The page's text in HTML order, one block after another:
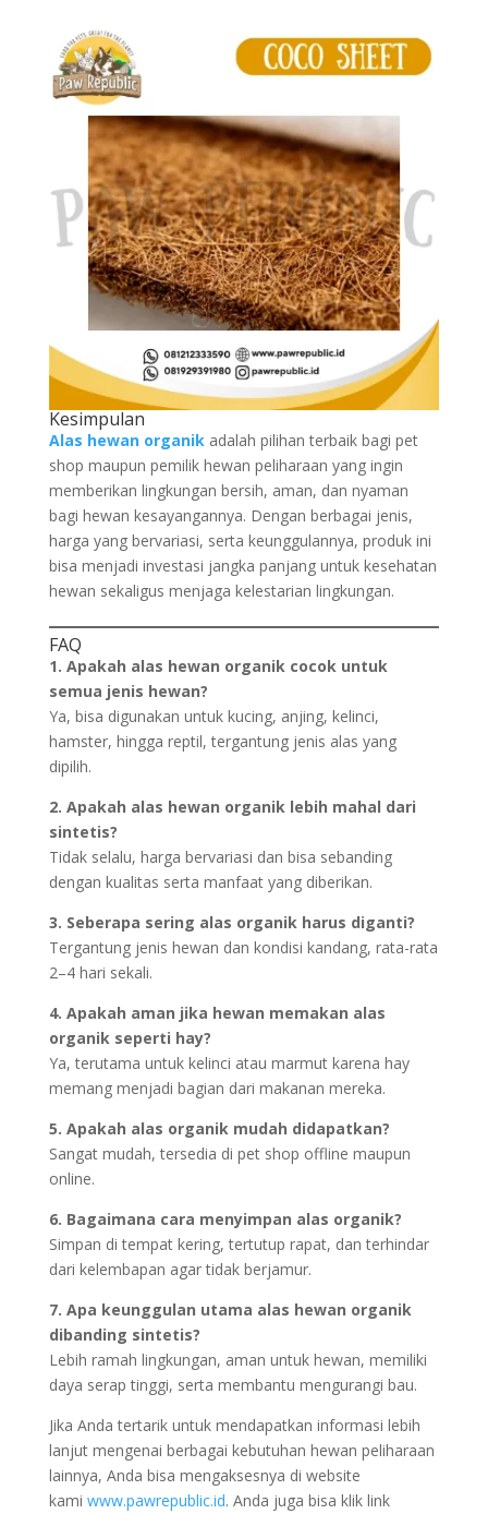
Kesimpulan
Alas hewan organikadalah pilihan terbaik bagi pet
shop maupun pemilik hewan peliharaan yang ingin
memberikan lingkungan bersih, aman, dan nyaman
bagi hewan kesayangannya. Dengan berbagai jenis,
harga yang bervariasi, serta keunggulannya, produk ini
bisa menjadi investasi jangka panjang untuk kesehatan
hewan sekaligus menjaga kelestarian lingkungan.
FAQ
1. Apakah alas hewan organik cocok untuk
semua jenis hewan?
Ya, bisa digunakan untuk kucing, anjing, kelinci,
hamster, hingga reptil, tergantung jenis alas yang
dipilih.
2. Apakah alas hewan organik lebih mahal dari
sintetis?
Tidak selalu, harga bervariasi dan bisa sebanding
dengan kualitas serta manfaat yang diberikan.
3. Seberapa sering alas organik harus diganti?
Tergantung jenis hewan dan kondisi kandang, rata-rata
2–4 hari sekali.
4. Apakah aman jika hewan memakan alas
organik seperti hay?
Ya, terutama untuk kelinci atau marmut karena hay
memang menjadi bagian dari makanan mereka.
5. Apakah alas organik mudah didapatkan?
Sangat mudah, tersedia di pet shop offline maupun
online.
6. Bagaimana cara menyimpan alas organik?
Simpan di tempat kering, tertutup rapat, dan terhindar
dari kelembapan agar tidak berjamur.
7. Apa keunggulan utama alas hewan organik
dibanding sintetis?
Lebih ramah lingkungan, aman untuk hewan, memiliki
daya serap tinggi, serta membantu mengurangi bau.
Jika Anda tertarik untuk mendapatkan informasi lebih
lanjut mengenai berbagai kebutuhan hewan peliharaan
lainnya, Anda bisa mengaksesnya di website
kami www.pawrepublic.id. Anda juga bisa klik link